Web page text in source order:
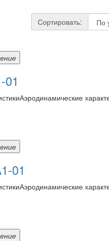
Сортировать:
01
01